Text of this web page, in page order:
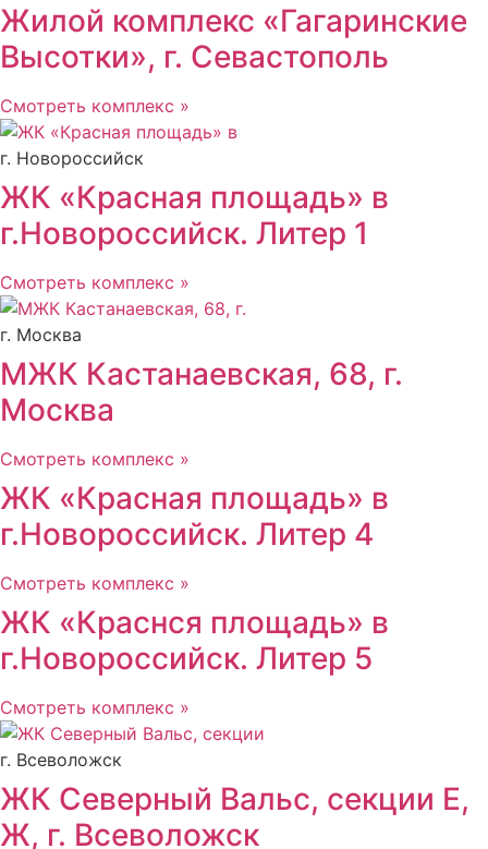
Жилой комплекс «Гагаринские
Высотки», г. Севастополь
Смотреть комплекс »
г. Новороссийск
ЖК «Красная площадь» в
г.Новороссийск. Литер 1
Смотреть комплекс »
г. Москва
МЖК Кастанаевская, 68, г.
Москва
Смотреть комплекс »
ЖК «Красная площадь» в
г.Новороссийск. Литер 4
Смотреть комплекс »
ЖК «Краснся площадь» в
г.Новороссийск. Литер 5
Смотреть комплекс »
г. Всеволожск
ЖК Северный Вальс, секции Е,
Ж, г. Всеволожск